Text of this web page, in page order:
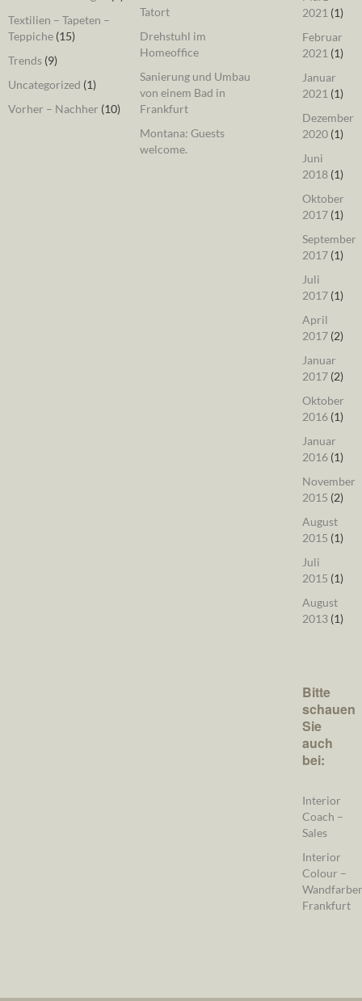
Textilien – Tapeten –
Teppiche (15)
Trends (9)
Uncategorized (1)
Vorher – Nachher (10)
Tatort
Drehstuhl im
Homeoffice
Sanierung und Umbau
von einem Bad in
Frankfurt
Montana: Guests
welcome.
2021 (1)
Februar
2021 (1)
Januar
2021 (1)
Dezember
2020(1)
Juni
2018(1)
Oktober
2017(1)
September
2017(1)
Juli
2017(1)
April
2017(2)
Januar
2017(2)
Oktober
2016(1)
Januar
2016(1)
November
2015 (2)
August
2015 (1)
Juli
2015 (1)
August
2013(1)
Bitte
schauen
Sie
auch
bei:
Interior
Coach –
Sales
Interior
Colour –
Frankfurt